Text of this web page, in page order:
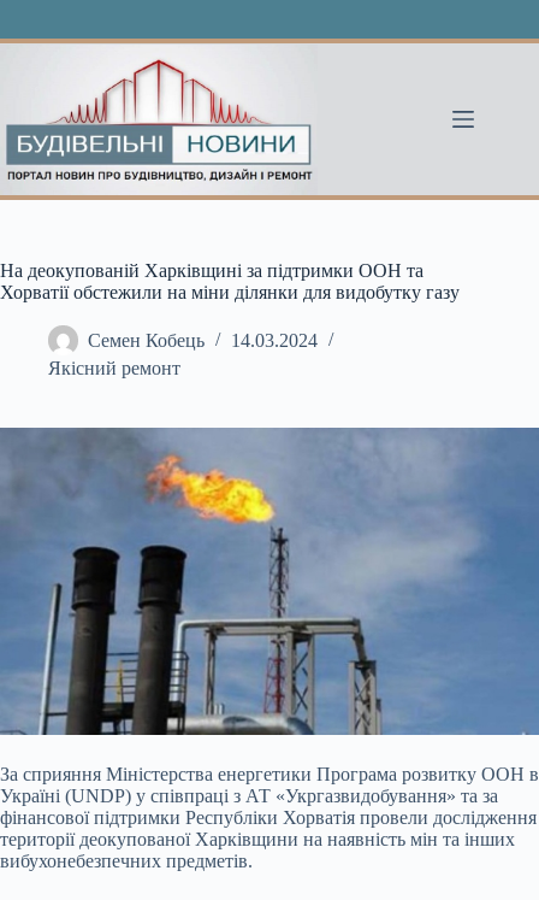
На деокупованій Харківщині за підтримки ООН та
Хорватії обстежили на міни ділянки для видобутку газу
Семен Кобець
14.03.2024
Якісний ремонт
За сприяння Міністерства енергетики Програма розвитку ООН в
Україні (UNDP) у співпраці з АТ «Укргазвидобування» та за
фінансової підтримки Республіки Хорватія провели дослідження
території деокупованої Харківщини на наявність мін та інших
вибухонебезпечних предметів.